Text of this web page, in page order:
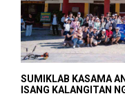
SUMIKLAB KASAMA
ISANG KALANGITAN